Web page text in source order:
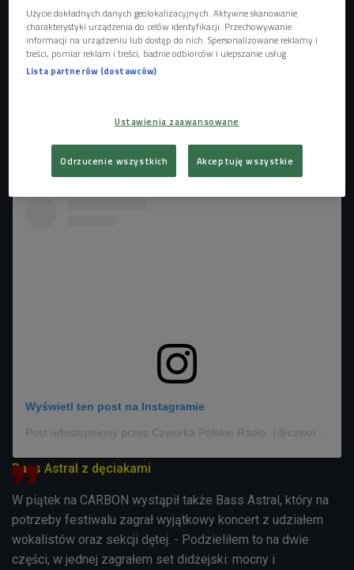
spokojni o dzisiejszy występ, bo wszystko jest tu świetnie
zorganizowane - przyznają rozmówcy Kamila
Jasieńskiego. - Jesteśmy pod wrażeniem miejsca, w
estetyka: familoki i kopalne. No i jesteśmy w domu, bo
miejscowość, z której pochodzę, oddalona jest od Zabrza o
10 min samochodem - dodaje Kacha Kowalczyk.
Wyświetl ten post na Instagramie
Bass Astral z dęciakami
W piątek na CARBON wystąpił także Bass Astral, który na
potrzeby festiwalu zagrał wyjątkowy koncert z udziałem
wokalistów oraz sekcji dętej. - Podzieliłem to na dwie
części, w jednej zagrałem set didżejski: mocny i
Użycie dokładnych danych geolokalizacyjnych. Aktywne skanowanie
charakterystyki urządzenia do celów identyfikacji. Przechowywanie
informacji na urządzeniu lub dostęp do nich. Spersonalizowane reklamy i
treści, pomiar reklam i treści, badnie odbiorców i ulepszanie usług.
Lista partnerów (dostawców)
Ustawienia zaawansowane
Odrzucenie wszystkich Akceptuję wszystkie